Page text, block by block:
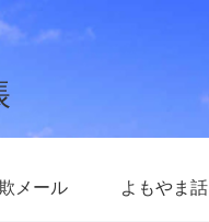
メール よもやま話